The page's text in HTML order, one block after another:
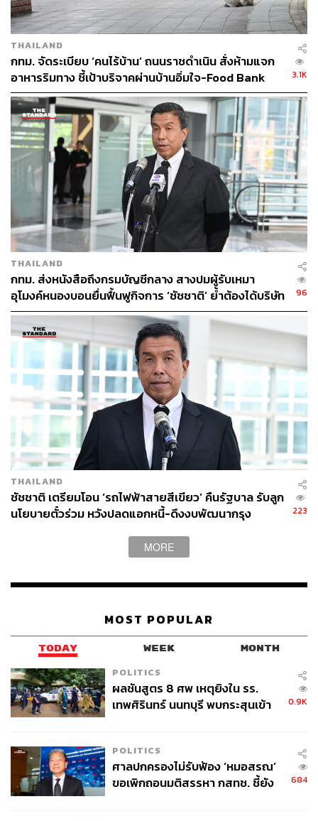
THAILAND
กทม. จัดระเบียบ ‘คนไร้บ้าน’ ถนนราชดำเนิน สั่งห้ามแจก
อาหารริมทาง ชี้เป้าบริจาคผ่านบ้านอิ่มใจ-Food Bank
3.1K
THAILAND
กทม. ส่งหนังสือถึงกรมบัญชีกลาง สางปมผู้รับเหมา
อุโมงค์หนองบอนยื่นฟื้นฟูกิจการ ‘ชัชชาติ’ ย้ำต้องได้บริษัท
มั่นคง เร่งแก้บิ๊กโปรเจกต์ดีเลย์
96
THAILAND
ชัชชาติ เตรียมโอน ‘รถไฟฟ้าสายสีเขียว’ คืนรัฐบาล รับลูก
นโยบายตั๋วร่วม หวังปลดแอกหนี้-ดึงงบพัฒนากรุง
223
MORE
MOST POPULAR
TODAY WEEK MONTH
POLITICS
ผลชันสูตร 8 ศพ เหตุยิงใน รร.
เทพศิรินทร์ นนทบุรี พบกระสุนเข้า
0.9K
POLITICS
ศาลปกครองไม่รับฟ้อง ‘หมอสรณ’
ขอเพิกถอนมติสรรหา กสทช. ชี้ยัง
684